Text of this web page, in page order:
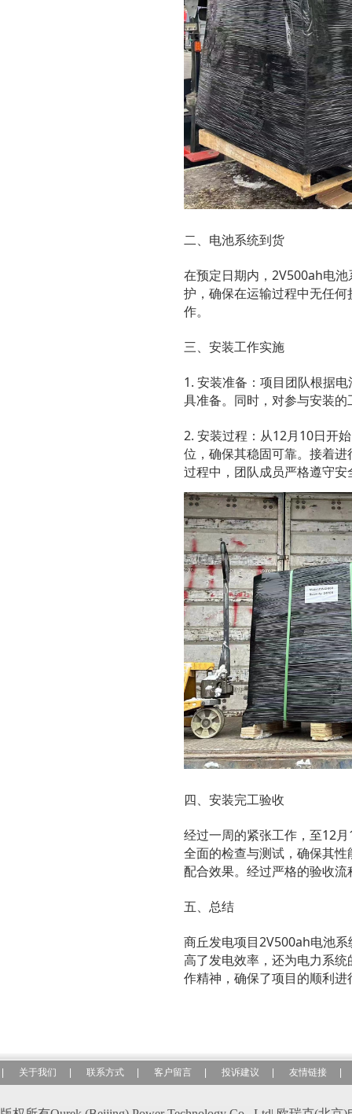
二、电池系统到货
在预定日期内，2V500ah电
护，确保在运输过程中无任
作。
三、安装工作实施
1. 安装准备：项目团队根据
具准备。同时，对参与安装
2. 安装过程：从12月10日开
位，确保其稳固可靠。接着
过程中，团队成员严格遵守
四、安装完工验收
经过一周的紧张工作，至12
全面的检查与测试，确保其
配合效果。经过严格的验收
五、总结
商丘发电项目2V500ah电池
高了发电效率，还为电力系
作精神，确保了项目的顺利
关于我们 联系方式 客户留言 投诉建议 友情链接